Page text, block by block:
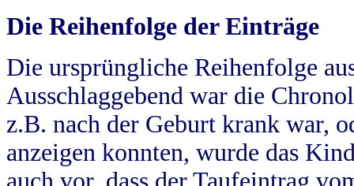
Die Reihenfolge der Einträge
Die ursprüngliche Reihenfolge
Ausschlaggebend war die
z.B. nach der Geburt krank war,
anzeigen konnten, wurde das